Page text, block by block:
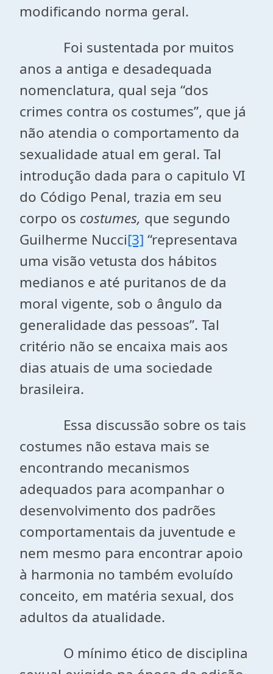
modificando norma geral.
Foi sustentada por muitos
anos a antiga e desadequada
nomenclatura, qual seja “dos
crimes contra os costumes”, que já
não atendia o comportamento da
sexualidade atual em geral. Tal
introdução dada para o capitulo VI
do Código Penal, trazia em seu
corpo os costumes, que segundo
Guilherme Nucci[3] “representava
uma visão vetusta dos hábitos
medianos e até puritanos de da
moral vigente, sob o ângulo da
generalidade das pessoas”. Tal
critério não se encaixa mais aos
dias atuais de uma sociedade
brasileira.
Essa discussão sobre os tais
costumes não estava mais se
encontrando mecanismos
adequados para acompanhar o
desenvolvimento dos padrões
comportamentais da juventude e
nem mesmo para encontrar apoio
à harmonia no também evoluído
conceito, em matéria sexual, dos
adultos da atualidade.
O mínimo ético de disciplina